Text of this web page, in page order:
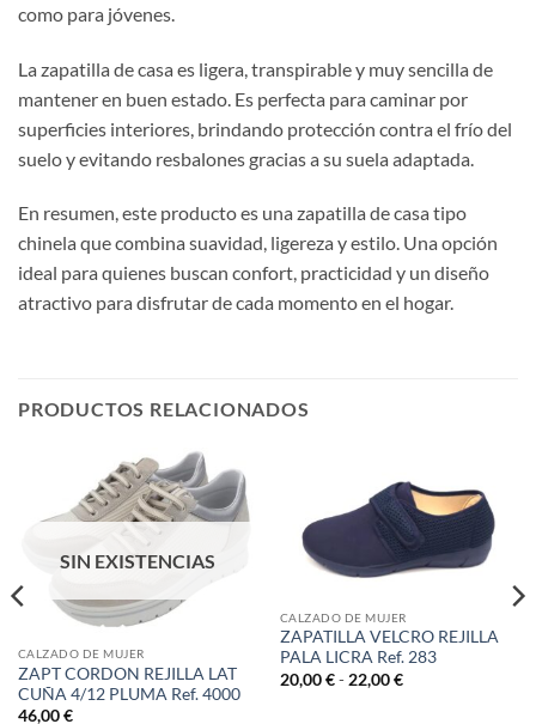
como para jóvenes.
La zapatilla de casa es ligera, transpirable y muy sencilla de
mantener en buen estado. Es perfecta para caminar por
superficies interiores, brindando protección contra el frío del
suelo y evitando resbalones gracias a su suela adaptada.
En resumen, este producto es una zapatilla de casa tipo
chinela que combina suavidad, ligereza y estilo. Una opción
ideal para quienes buscan confort, practicidad y un diseño
atractivo para disfrutar de cada momento en el hogar.
PRODUCTOS RELACIONADOS
SIN EXISTENCIAS
CALZADO DE MUJER
ZAPT CORDON REJILLA LAT
CUÑA 4/12 PLUMA Ref. 4000
46,00€
CALZADO DE MUJER
ZAPATILLA VELCRO REJILLA
PALA LICRA Ref. 283
20,00€ - 22,00€Rango